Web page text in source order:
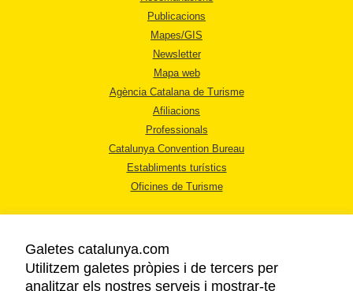
Publicacions
Mapes/GIS
Newsletter
Mapa web
Agència Catalana de Turisme
Afiliacions
Professionals
Catalunya Convention Bureau
Establiments turístics
Oficines de Turisme
Galetes catalunya.com
Utilitzem galetes pròpies i de tercers per
analitzar els nostres serveis i mostrar-te